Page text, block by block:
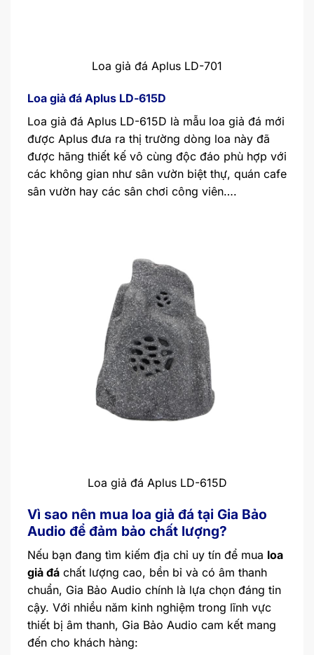
Loa giả đá Aplus LD-701
Loa giả đá Aplus LD-615D
Loa giả đá Aplus LD-615D là mẫu loa giả đá mới
được Aplus đưa ra thị trường dòng loa này đã
được hãng thiết kế vô cùng độc đáo phù hợp với
các không gian như sân vườn biệt thự, quán cafe
sân vườn hay các sân chơi công viên….
Loa giả đá Aplus LD-615D
Vì sao nên mua loa giả đá tại Gia Bảo
Audio để đảm bảo chất lượng?
Nếu bạn đang tìm kiếm địa chỉ uy tín để mua loa
giả đá chất lượng cao, bền bỉ và có âm thanh
chuẩn, Gia Bảo Audio chính là lựa chọn đáng tin
cậy. Với nhiều năm kinh nghiệm trong lĩnh vực
thiết bị âm thanh, Gia Bảo Audio cam kết mang
đến cho khách hàng: